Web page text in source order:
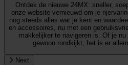
Ontdek de nieuwe 24MX: sneller, soepeler,
onze website vernieuwd om je
nog steeds alles wat je kent en
en accessoires, nu met een
makkelijker te navigeren is. Of je
gewoon rondkijkt, het is er
Next